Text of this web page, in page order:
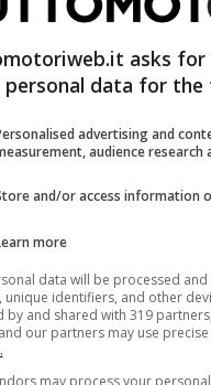
i
nei
a
asks for
personal data for the
advertising and
audience research
and/or access information
more
data will be processed
unique identifiers, and other
by and shared with 319
our partners may use
may process your